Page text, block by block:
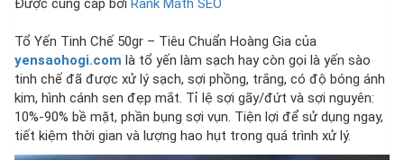
Được cung cấp bởi Rank Math SEO
Tổ Yến Tinh Chế 50gr – Tiêu Chuẩn Hoàng Gia của
yensaohogi.com là tổ yến làm sạch hay còn gọi là yến sào
tinh chế đã được xử lý sạch, sợi phồng, trắng, có độ bóng ánh
kim, hình cánh sen đẹp mắt. Tỉ lệ sợi gãy/đứt và sợi nguyên:
10%-90% bề mặt, phần bụng sợi vụn. Tiện lợi để sử dụng ngay,
tiết kiệm thời gian và lượng hao hụt trong quá trình xử lý.